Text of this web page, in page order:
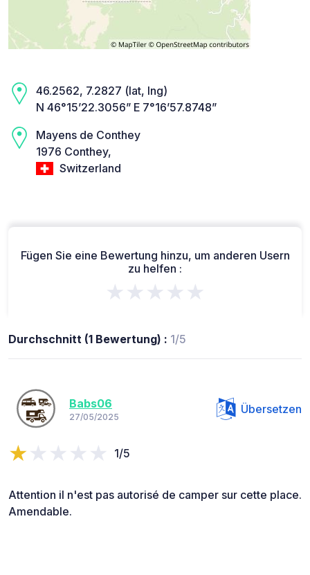
46.2562, 7.2827 (lat, lng)
N 46°15’22.3056” E 7°16’57.8748”
Mayens de Conthey
1976 Conthey,
Switzerland
Fügen Sie eine Bewertung hinzu, um anderen Usern
zu helfen :
★★★★★
Durchschnitt (1 Bewertung) : 1/5
Babs06
27/05/2025
Übersetzen
1/5
Attention il n'est pas autorisé de camper sur cette place.
Amendable.